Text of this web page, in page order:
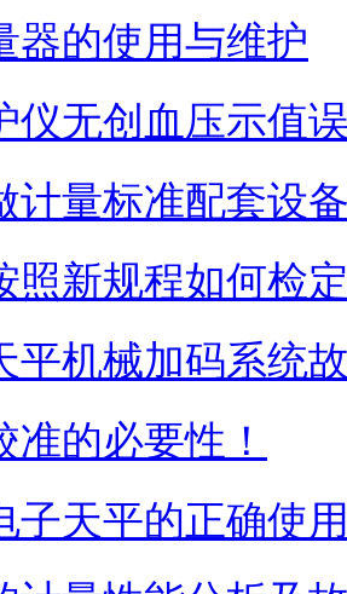
器的使用与维护
仪无创血压示值
计量标准配套设
照新规程如何检
平机械加码系统
准的必要性！
子天平的正确使